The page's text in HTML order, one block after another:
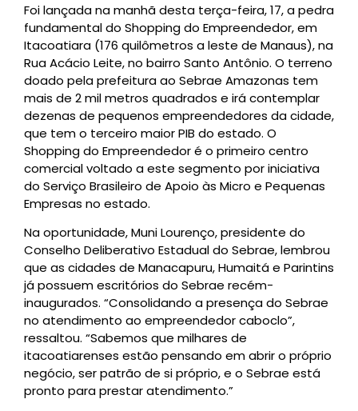
Foi lançada na manhã desta terça-feira, 17, a pedra
fundamental do Shopping do Empreendedor, em
Itacoatiara (176 quilômetros a leste de Manaus), na
Rua Acácio Leite, no bairro Santo Antônio. O terreno
doado pela prefeitura ao Sebrae Amazonas tem
mais de 2 mil metros quadrados e irá contemplar
dezenas de pequenos empreendedores da cidade,
que tem o terceiro maior PIB do estado. O
Shopping do Empreendedor é o primeiro centro
comercial voltado a este segmento por iniciativa
do Serviço Brasileiro de Apoio às Micro e Pequenas
Empresas no estado.
Na oportunidade, Muni Lourenço, presidente do
Conselho Deliberativo Estadual do Sebrae, lembrou
que as cidades de Manacapuru, Humaitá e Parintins
já possuem escritórios do Sebrae recém-
inaugurados. “Consolidando a presença do Sebrae
no atendimento ao empreendedor caboclo”,
ressaltou. “Sabemos que milhares de
itacoatiarenses estão pensando em abrir o próprio
negócio, ser patrão de si próprio, e o Sebrae está
pronto para prestar atendimento.”